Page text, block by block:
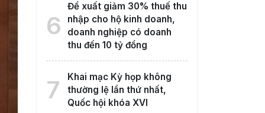
6
Đề xuất giảm 30% thuế thu
nhập cho hộ kinh doanh,
doanh nghiệp có doanh
thu đến 10 tỷ đồng
7
Khai mạc Kỳ họp không
thường lệ lần thứ nhất,
Quốc hội khóa XVI